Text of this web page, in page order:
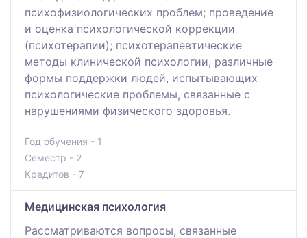
психофизиологических проблем; проведение
и оценка психологической коррекции
(психотерапии); психотерапевтические
методы клинической психологии, различные
формы поддержки людей, испытывающих
психологические проблемы, связанные с
нарушениями физического здоровья.
Год обучения - 1
Семестр - 2
Кредитов - 7
Медицинская психология
Рассматриваются вопросы, связанные